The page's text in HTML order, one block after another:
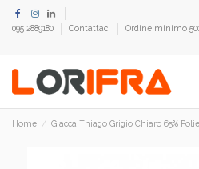
095 2889180 Contattaci
Ordine minimo
Home Giacca Thiago Grigio Chiaro 65%